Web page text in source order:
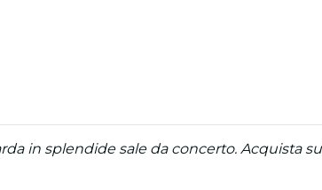
in splendide sale da concerto. Acquista